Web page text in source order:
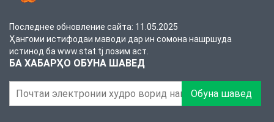
Последнее обновление сайта: 11.05.2025
Ҳангоми истифодаи маводи дар ин сомона нашршуда
истинод ба www.stat.tj лозим аст.
БА ХАБАРҲО ОБУНА ШАВЕД
Обуна шавед